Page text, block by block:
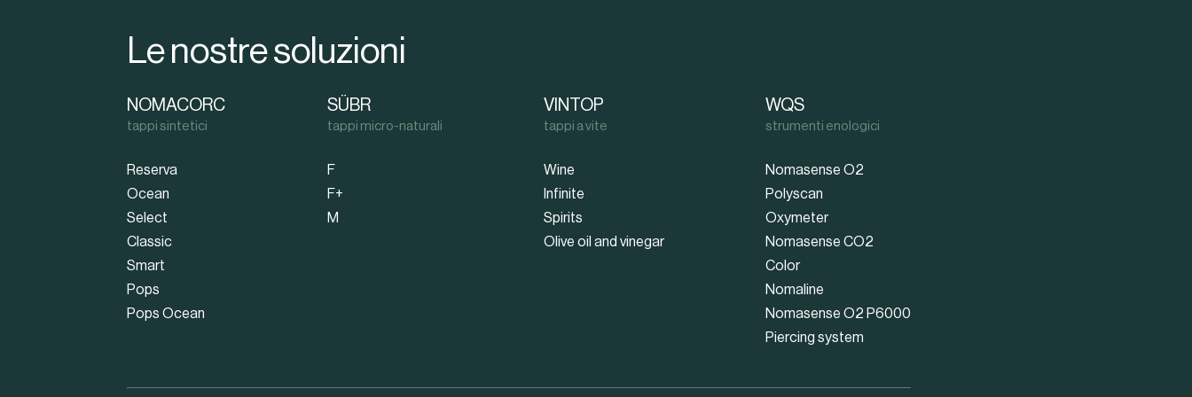
Le nostre soluzioni
NOMACORC
tappi sintetici
Reserva
Ocean
Select
Classic
Smart
Pops
Pops Ocean
SÜBR
tappi micro-naturali
F
F+
M
VINTOP
tappi a vite
Wine
Infinite
Spirits
Olive oil and vinegar
WQS
strumenti enologici
Nomasense O2
Polyscan
Oxymeter
Nomasense CO2
Color
Nomaline
Nomasense O2 P6000
Piercing system